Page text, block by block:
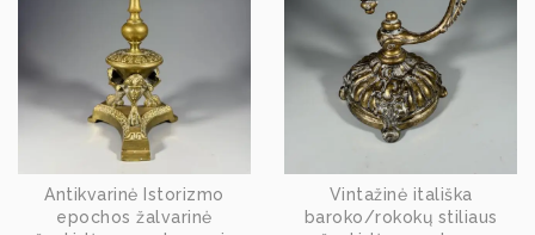
Antikvarinė Istorizmo
epochos žalvarinė
Vintažinė itališka
baroko/rokokų stiliaus